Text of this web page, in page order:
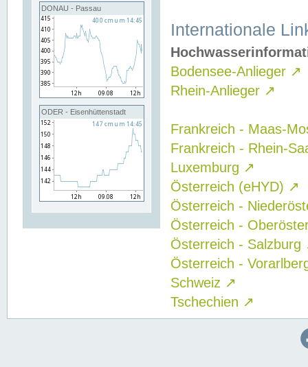
DONAU - Passau
ODER - Eisenhüttenstadt
Internationale
Bodensee-Anlieger ↗
Rhein-Anlieger ↗
Frankreich - Maas-
Frankreich - Rhein-
Luxemburg ↗
Österreich (eHYD) ↗
Österreich -
Österreich -
Österreich - Salzburg
Österreich -
Schweiz ↗
Tschechien ↗